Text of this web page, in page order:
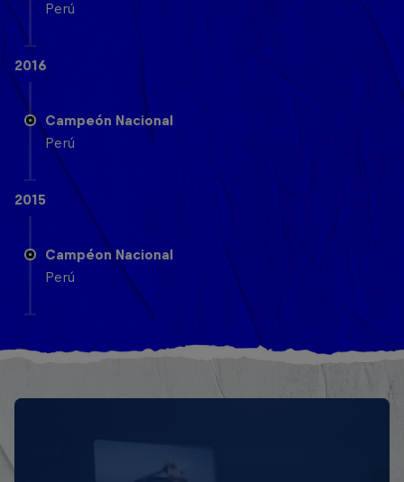
Perú
2016
Campeón Nacional
Perú
2015
Campéon Nacional
Perú